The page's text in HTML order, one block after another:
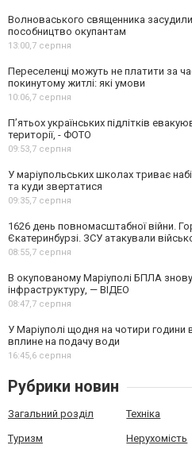
Волноваського священника
пособництво окупантам
13:00,7 серпня
Переселенці можуть не платити за
покинутому житлі: які умови
10:06,7 серпня
П’ятьох українських підлітків
території, - ФОТО
09:53,7 серпня
У маріупольських школах триває
та куди звертатися
09:35,7 серпня
1626 день повномасштабної війни.
Єкатеринбурзі. ЗСУ атакували
08:55,7 серпня
В окупованому Маріуполі БПЛА
інфраструктуру, — ВІДЕО
08:47,7 серпня
У Маріуполі щодня на чотири години
вплине на подачу води
16:45,6 серпня
Рубрики новин
Загальний розділ Техніка
Туризм Нерухомість